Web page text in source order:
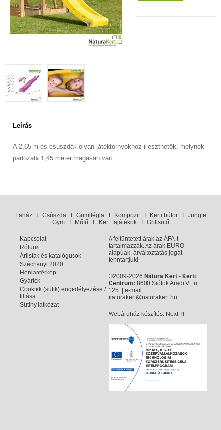
Leírás
A 2,65 m-es csúszdák olyan játéktornyokhoz illeszthetők, melynek
padozata 1,45 méter magasan van.
FaházI CsúszdaI GumitéglaI KompozitI Kerti bútorI Jungle
GymI Műfű Kerti fajátékokI Grillsütő
Kapcsolat
Rólunk
Árlisták és katalógusok
Széchenyi 2020
Honlaptérkép
Gyártók
Cookiek (sütik) engedélyezése /
tiltása
Sütinyilatkozat
A feltüntetett árak az ÁFA-t
tartalmazzák. Az árak EURO
alapúak, árváltoztatás jogát
fenntartjuk!
©2009-2026 Natura Kert - Kerti
Centrum: 8600 Siófok Aradi Vt. u.
125. | e-mail:
naturakert@naturakert.hu
Webáruház készítés: Next-IT